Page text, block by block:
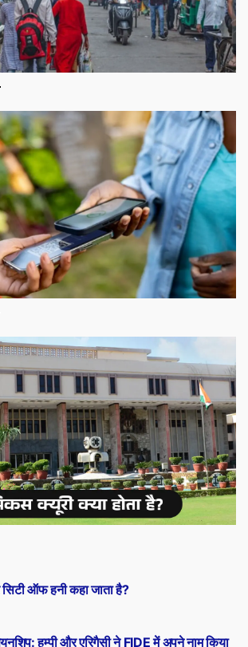
हम्पी और एरिगैसी ने FIDE में अपने नाम किया
ऑफ हनी कहा जाता है?